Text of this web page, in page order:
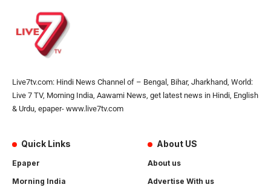
Live7tv.com: Hindi News Channel of – Bengal, Bihar, Jharkhand, World:
Live 7 TV, Morning India, Aawami News, get latest news in Hindi, English
& Urdu, epaper- www.live7tv.com
Quick Links
Epaper
Morning India
About US
About us
Advertise With us